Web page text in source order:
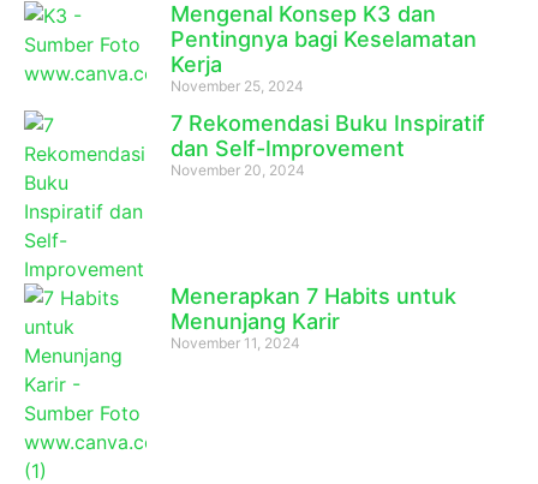
Mengenal Konsep K3 dan
Pentingnya bagi Keselamatan
Kerja
November 25, 2024
7 Rekomendasi Buku Inspiratif
dan Self-Improvement
November 20, 2024
Menerapkan 7 Habits untuk
Menunjang Karir
November 11, 2024